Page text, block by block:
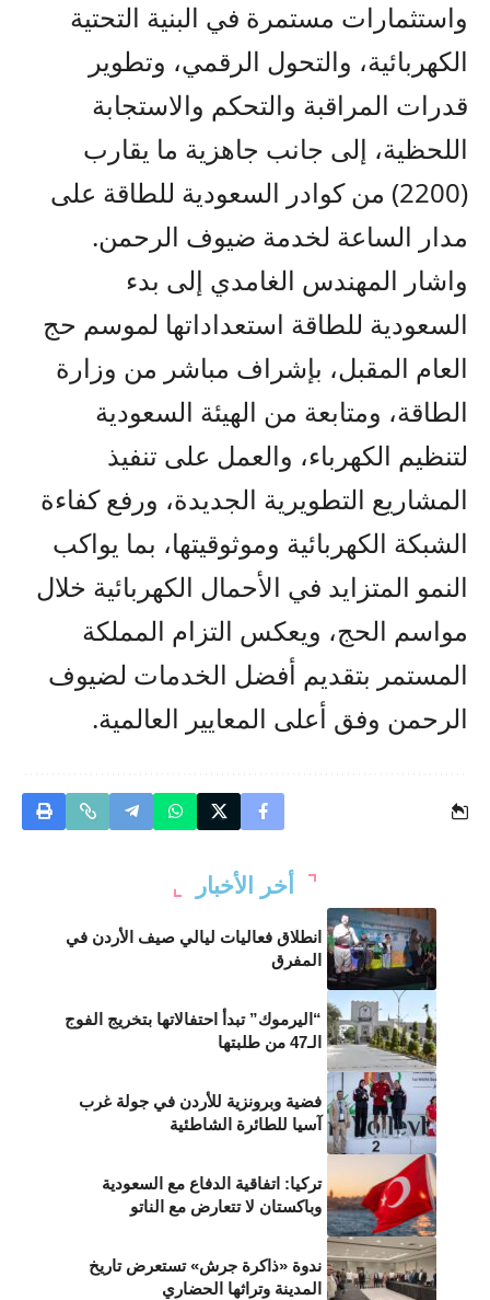
واستثمارات مستمرة في البنية التحتية
الكهربائية، والتحول الرقمي، وتطوير
قدرات المراقبة والتحكم والاستجابة
اللحظية، إلى جانب جاهزية ما يقارب
(2200) من كوادر السعودية للطاقة على
مدار الساعة لخدمة ضيوف الرحمن.
واشار المهندس الغامدي إلى بدء
السعودية للطاقة استعداداتها لموسم حج
العام المقبل، بإشراف مباشر من وزارة
الطاقة، ومتابعة من الهيئة السعودية
لتنظيم الكهرباء، والعمل على تنفيذ
المشاريع التطويرية الجديدة، ورفع كفاءة
الشبكة الكهربائية وموثوقيتها، بما يواكب
النمو المتزايد في الأحمال الكهربائية خلال
مواسم الحج، ويعكس التزام المملكة
المستمر بتقديم أفضل الخدمات لضيوف
الرحمن وفق أعلى المعايير العالمية.
أخر الأخبار
انطلاق فعاليات ليالي صيف الأردن في
المفرق
“اليرموك” تبدأ احتفالاتها بتخريج الفوج
الـ47 من طلبتها
فضية وبرونزية للأردن في جولة غرب
آسيا للطائرة الشاطئية
تركيا: اتفاقية الدفاع مع السعودية
وباكستان لا تتعارض مع الناتو
ندوة «ذاكرة جرش» تستعرض تاريخ
المدينة وتراثها الحضاري